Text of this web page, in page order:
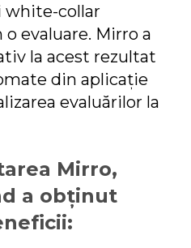
white-collar
evaluare. Mirro a
la acest rezultat
din aplicație
evaluărilor la
Mirro,
a obținut